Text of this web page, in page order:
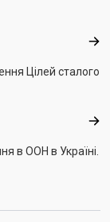
Цілей сталого
в ООН в Україні.